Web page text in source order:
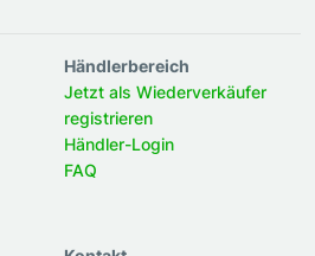
Händlerbereich
Jetzt als Wiederverkäufer
registrieren
Händler-Login
FAQ